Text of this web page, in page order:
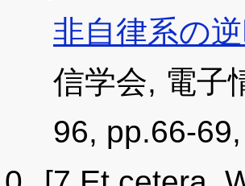
非自律系の
信学会, 電子
96, pp.66-